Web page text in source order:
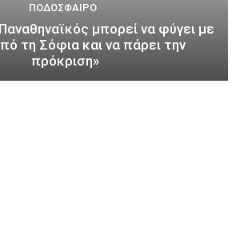
ΠΟΔΌΣΦΑΙΡΟ
μπορεί να φύγει με
τη Σόφια και να πάρει την
πρόκριση»